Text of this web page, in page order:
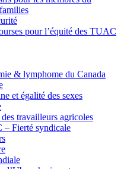
pour l’équité des TUAC
& lymphome du Canada
et égalité des sexes
travailleurs agricoles
– Fierté syndicale